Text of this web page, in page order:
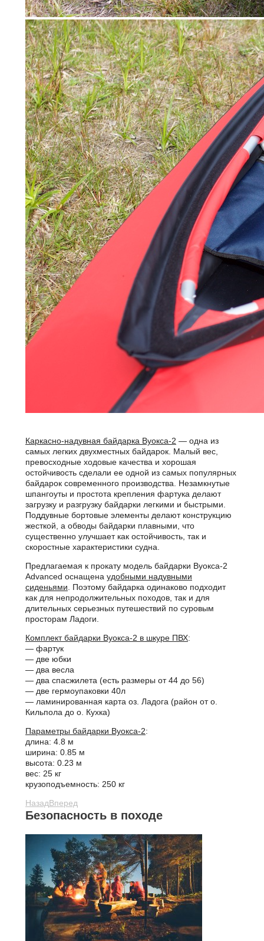
Каркасно-надувная байдарка Вуокса-2 — одна из
самых легких двухместных байдарок. Малый вес,
превосходные ходовые качества и хорошая
остойчивость сделали ее одной из самых популярных
байдарок современного производства. Незамкнутые
шпангоуты и простота крепления фартука делают
загрузку и разгрузку байдарки легкими и быстрыми.
Поддувные бортовые элементы делают конструкцию
жесткой, а обводы байдарки плавными, что
существенно улучшает как остойчивость, так и
скоростные характеристики судна.
Предлагаемая к прокату модель байдарки Вуокса-2
Advanced оснащена удобными надувными
сиденьями . Поэтому байдарка одинаково подходит
как для непродолжительных походов, так и для
длительных серьезных путешествий по суровым
просторам Ладоги.
Комплект байдарки Вуокса-2 в шкуре ПВХ:
— фартук
— две юбки
— два весла
— два спасжилета (есть размеры от 44 до 56)
— две гермоупаковки 40л
— ламинированная карта оз. Ладога (район от о.
Кильпола до о. Кухка)
Параметры байдарки Вуокса-2:
длина: 4.8 м
ширина: 0.85 м
высота: 0.23 м
вес: 25 кг
крузоподъемность: 250 кг
НазадВперед
Безопасность в походе